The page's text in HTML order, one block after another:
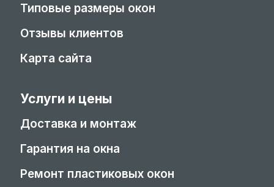
Типовые размеры окон
Отзывы клиентов
Карта сайта
Услуги и цены
Доставка и монтаж
Гарантия на окна
Ремонт пластиковых окон